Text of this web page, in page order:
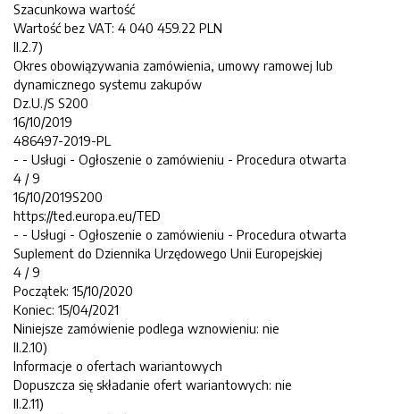
Szacunkowa wartość
Wartość bez VAT: 4 040 459.22 PLN
II.2.7)
Okres obowiązywania zamówienia, umowy ramowej lub
dynamicznego systemu zakupów
Dz.U./S S200
16/10/2019
486497-2019-PL
- - Usługi - Ogłoszenie o zamówieniu - Procedura otwarta
4 / 9
16/10/2019S200
https://ted.europa.eu/TED
- - Usługi - Ogłoszenie o zamówieniu - Procedura otwarta
Suplement do Dziennika Urzędowego Unii Europejskiej
4 / 9
Początek: 15/10/2020
Koniec: 15/04/2021
Niniejsze zamówienie podlega wznowieniu: nie
II.2.10)
Informacje o ofertach wariantowych
Dopuszcza się składanie ofert wariantowych: nie
II.2.11)